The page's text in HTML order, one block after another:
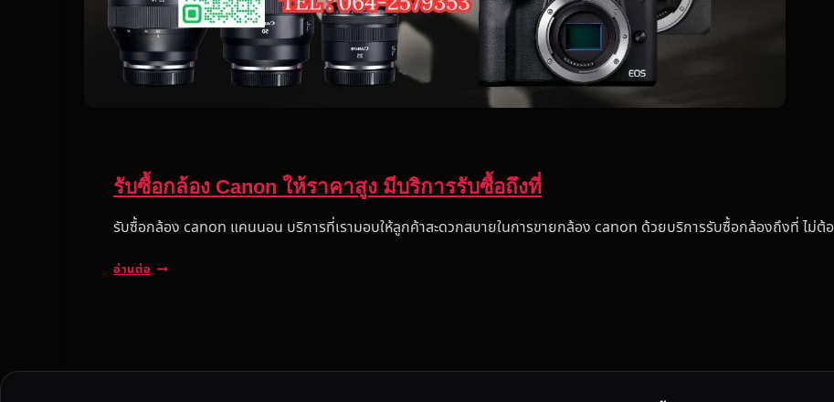
รับซื้อกล้อง Canon ให้ราคาสูง มีบริการรับซื้อถึงที่
รับซื้อกล้อง canon แคนนอน บริการที่เรามอบให้ลูกค้าสะดวกสบายในการขายกล้อง canon ด้วยบริการรับซื้อกล้องถึงที่ ไม่ต้
อ่านต่อ
ล้